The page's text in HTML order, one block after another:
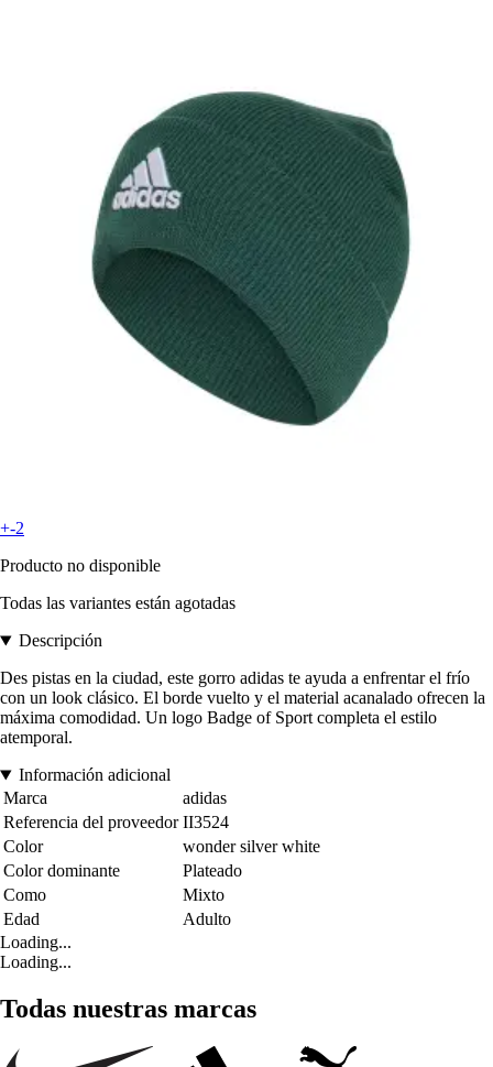
+-2
Producto no disponible
Todas las variantes están agotadas
Descripción
Des pistas en la ciudad, este gorro adidas te ayuda a enfrentar el frío
con un look clásico. El borde vuelto y el material acanalado ofrecen la
máxima comodidad. Un logo Badge of Sport completa el estilo
atemporal.
Información adicional
Marca
adidas
Referencia del proveedor II3524
Color
wonder silver white
Color dominante
Plateado
Como
Mixto
Edad
Adulto
Loading...
Loading...
Todas nuestras marcas